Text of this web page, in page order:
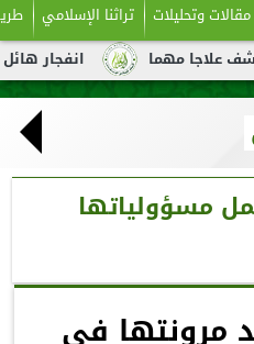
مقالات وتحليلات تراثنا الإسلامي
انفجار هائل لناقلة
مسؤولياتها
مرونتها في